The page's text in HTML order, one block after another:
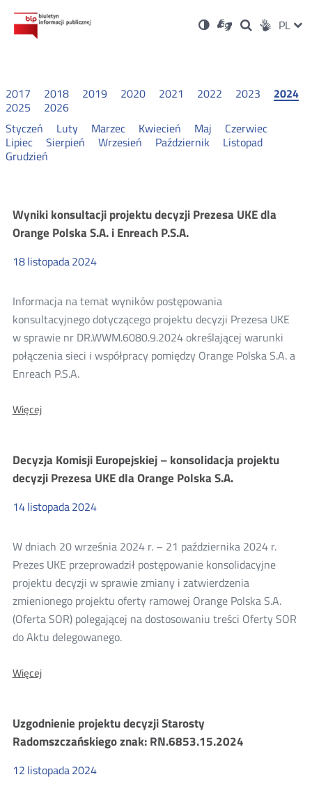
Ustawienia
Wersja
kontrastowa
Dla
niesłyszących
OtwórzOtwórz
w
Otwórz
w
Social PL
2017 2018 2019 2020 2021 2022 2023
2024
2025
2026
Styczeń
Luty Marzec Kwiecień Maj
Czerwiec
Lipiec
Sierpień Wrzesień Październik
Listopad
Grudzień
Konsultacje
konsultacji
2024
Wyniki konsultacji projektu decyzji Prezesa UKE dla
Orange Polska S.A. i Enreach P.S.A.
18listopada2024
Informacja na temat wyników postępowania
konsultacyjnego dotyczącego projektu decyzji Prezesa UKE
w sprawie nr DR.WWM.6080.9.2024 określającej warunki
połączenia sieci i współpracy pomiędzy Orange Polska S.A. a
Enreach P.S.A.
WięcejO:
decyzji
Prezesa
UKE
Orange
i
Enreach
P.S.A.
Decyzja Komisji Europejskiej – konsolidacja projektu
decyzji Prezesa UKE dla Orange Polska S.A.
14listopada2024
W dniach 20 września 2024 r. – 21 października 2024 r.
Prezes UKE przeprowadził postępowanie konsolidacyjne
projektu decyzji w sprawie zmiany i zatwierdzenia
zmienionego projektu oferty ramowej Orange Polska S.A.
(Oferta SOR) polegającej na dostosowaniu treści Oferty SOR
do Aktu delegowanego.
WięcejO:
–
konsolidacja
projektu
Prezesa
Uzgodnienie projektu decyzji Starosty
Radomszczańskiego znak: RN.6853.15.2024
12 listopada2024